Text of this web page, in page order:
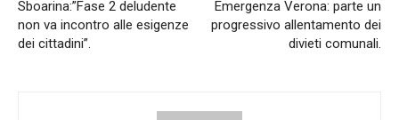
Sboarina:”Fase 2 deludente
non va incontro alle esigenze
dei cittadini”.
Emergenza Verona: parte un
progressivo allentamento dei
divieti comunali.